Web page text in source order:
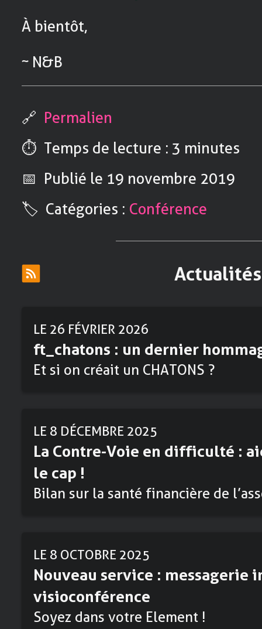
À bientôt,
~ N&B
🔗 Permalien
⏱️ Temps de lecture : 3 minutes
📅 Publié le 19 novembre 2019
🏷️ Catégories : Conférence
Actualités
LE 26 FÉVRIER 2026
ft_chatons : un dernier
Et si on créait un CHATONS ?
LE 8 DÉCEMBRE 2025
La Contre-Voie en difficulté :
le cap !
Bilan sur la santé financière de
LE 8 OCTOBRE 2025
Nouveau service : messagerie
visioconférence
Soyez dans votre Element !